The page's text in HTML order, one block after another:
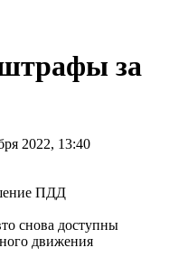
за
2022, 13:40
снова доступны
движения